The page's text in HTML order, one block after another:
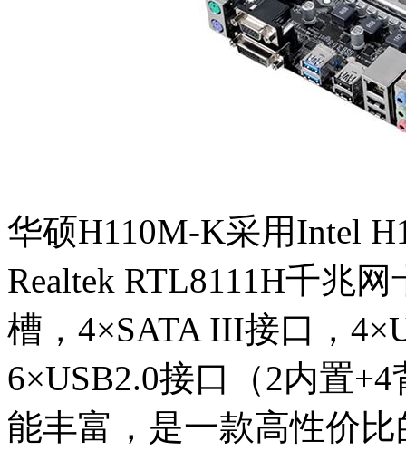
华硕H110M-K采用Intel
Realtek RTL8111H千兆
槽，4×SATA III接口，
6×USB2.0接口（2内置
能丰富，是一款高性价